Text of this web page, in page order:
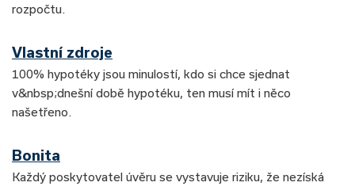
rozpočtu.
Vlastní zdroje
100% hypotéky jsou minulostí, kdo si chce sjednat
v&nbsp;dnešní době hypotéku, ten musí mít i něco
našetřeno.
Bonita
Každý poskytovatel úvěru se vystavuje riziku, že nezíská